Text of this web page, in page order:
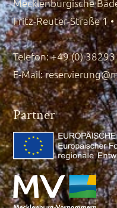
Mecklenburgische
Fritz-Reuter-Straße 1
Telefon: +49 (0)
E-Mail:
Partner